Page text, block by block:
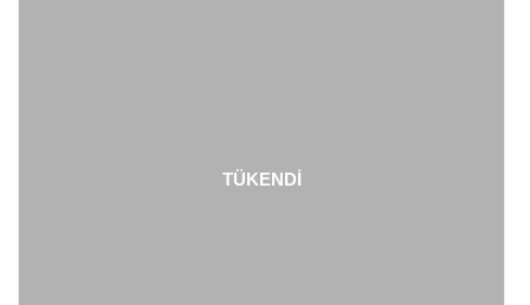
TÜKENDİ